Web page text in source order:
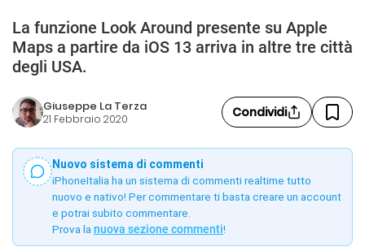
La funzione Look Around presente su Apple
Maps a partire da iOS 13 arriva in altre tre città
degli USA.
Giuseppe La Terza
21 Febbraio 2020 Condividi
Nuovo sistema di commenti
iPhoneItalia ha un sistema di commenti realtime tutto
nuovo e nativo! Per commentare ti basta creare un account
e potrai subito commentare.
Prova la nuova sezione commenti!